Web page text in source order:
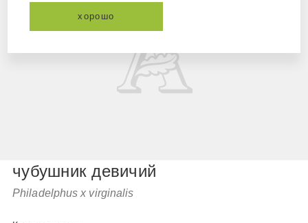
чубушник девичий
Philadelphus x virginalis
хорошо